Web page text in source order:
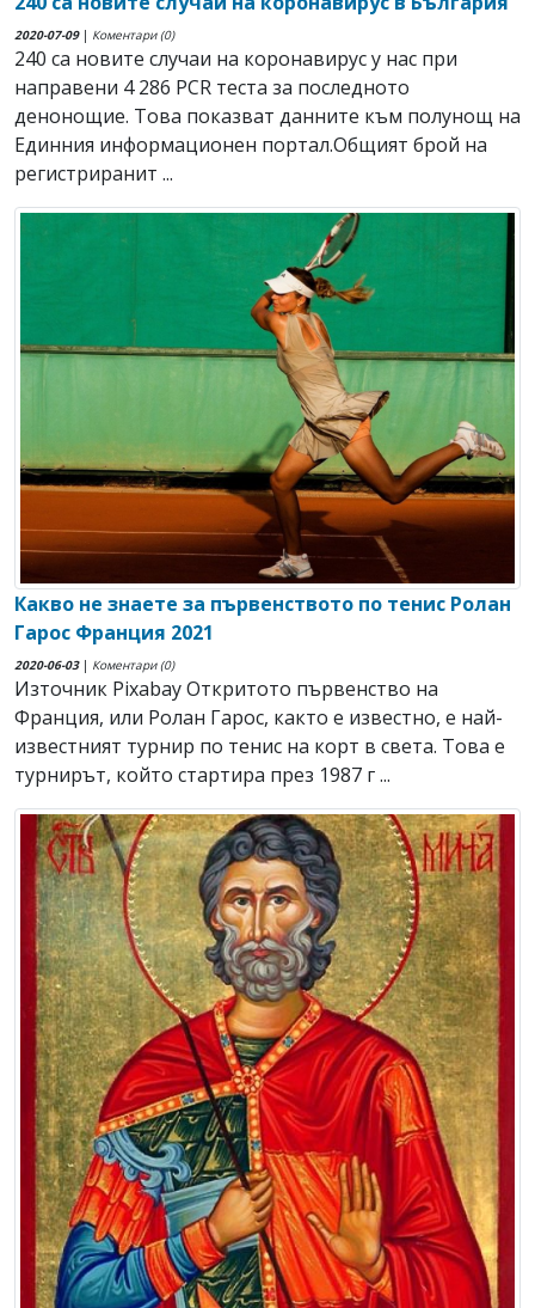
2020-07-09| Коментари (0)
240 са новите случаи на коронавирус у нас при
направени 4 286 PCR теста за последното
денонощие. Това показват данните към полунощ на
Единния информационен портал.Общият брой на
регистриранит ...
Какво не знаете за първенството по тенис Ролан
Гарос Франция 2021
2020-06-03| Коментари (0)
Източник Pixabay Откритото първенство на
Франция, или Ролан Гарос, както е известно, е най-
известният турнир по тенис на корт в света. Това е
турнирът, който стартира през 1987 г ...